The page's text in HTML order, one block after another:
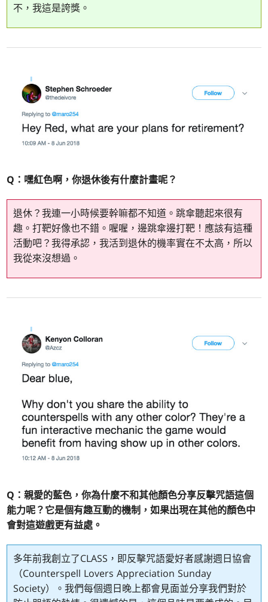
不，我這是誇獎。
Q：嘿紅色啊，你退休後有什麼計畫呢？
退休？我連一小時候要幹嘛都不知道。跳傘聽起來很有
趣。打靶好像也不錯。喔喔，邊跳傘邊打靶！應該有這種
活動吧？我得承認，我活到退休的機率實在不太高，所以
我從來沒想過。
Q：親愛的藍色，你為什麼不和其他顏色分享反擊咒語這個
能力呢？它是個有趣互動的機制，如果出現在其他的顏色中
會對這遊戲更有益處。
多年前我創立了CLASS，即反擊咒語愛好者感謝週日協會
（Counterspell Lovers Appreciation Sunday
Society）。我們每個週日晚上都會見面並分享我們對於